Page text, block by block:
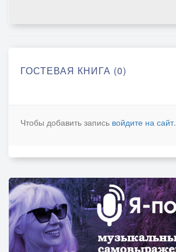
ГОСТЕВАЯ КНИГА (0)
Чтобы добавить запись войдите на сайт.